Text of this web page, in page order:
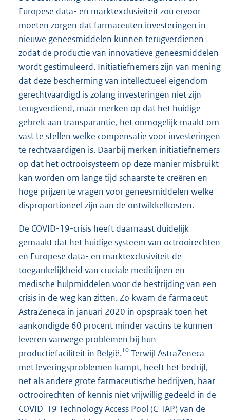
Europese data- en marktexclusiviteit zou ervoor
moeten zorgen dat farmaceuten investeringen in
nieuwe geneesmiddelen kunnen terugverdienen
zodat de productie van innovatieve geneesmiddelen
wordt gestimuleerd. Initiatiefnemers zijn van mening
dat deze bescherming van intellectueel eigendom
gerechtvaardigd is zolang investeringen niet zijn
terugverdiend, maar merken op dat het huidige
gebrek aan transparantie, het onmogelijk maakt om
vast te stellen welke compensatie voor investeringen
te rechtvaardigen is. Daarbij merken initiatiefnemers
op dat het octrooisysteem op deze manier misbruikt
kan worden om lange tijd schaarste te creëren en
hoge prijzen te vragen voor geneesmiddelen welke
disproportioneel zijn aan de ontwikkelkosten.
De COVID-19-crisis heeft daarnaast duidelijk
gemaakt dat het huidige systeem van octrooirechten
en Europese data- en marktexclusiviteit de
toegankelijkheid van cruciale medicijnen en
medische hulpmiddelen voor de bestrijding van een
crisis in de weg kan zitten. Zo kwam de farmaceut
AstraZeneca in januari 2020 in opspraak toen het
aankondigde 60 procent minder vaccins te kunnen
leveren vanwege problemen bij hun
productiefaciliteit in België.10 Terwijl AstraZeneca
met leveringsproblemen kampt, heeft het bedrijf,
net als andere grote farmaceutische bedrijven, haar
octrooirechten of kennis niet vrijwillig gedeeld in de
COVID-19 Technology Access Pool (C-TAP) van de